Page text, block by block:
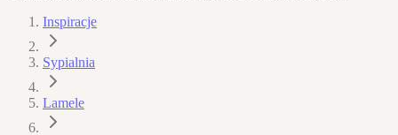
Inspiracje
Sypialnia
Lamele